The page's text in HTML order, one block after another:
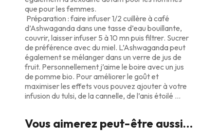
que pour les femmes.
Préparation : faire infuser 1/2 cuillère à café
d’Ashwaganda dans une tasse d’eau bouillante,
couvrir, laisser infuser 5 à 10 mn puis filtrer. Sucrer
de préférence avec du miel. L’Ashwaganda peut
également se mélanger dans un verre de jus de
fruit. Personnellement j’aime le boire avec un jus
de pomme bio. Pour améliorer le goût et
maximiser les effets vous pouvez ajouter à votre
infusion du tulsi, de la cannelle, de l’anis étoilé …
Vous aimerez peut-être aussi…